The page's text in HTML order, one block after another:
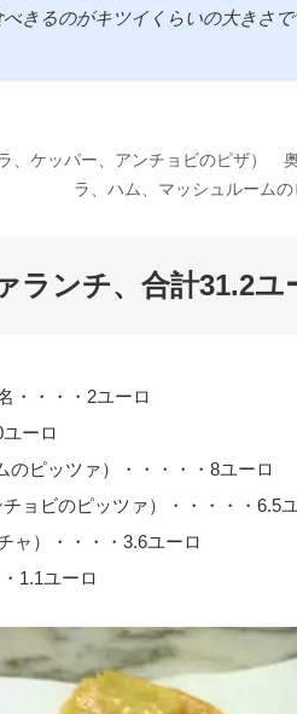
きるのがキツイくらいの大きさで
、ケッパー、アンチョビのピザ）
ラ、ハム、マッシュルームの
ランチ、合計31.2ユ
・・・・2ユーロ
ーロ
のピッツァ）・・・・・8ユーロ
ョビのピッツァ）・・・・・6.5
ャ）・・・・3.6ユーロ
1.1ユーロ